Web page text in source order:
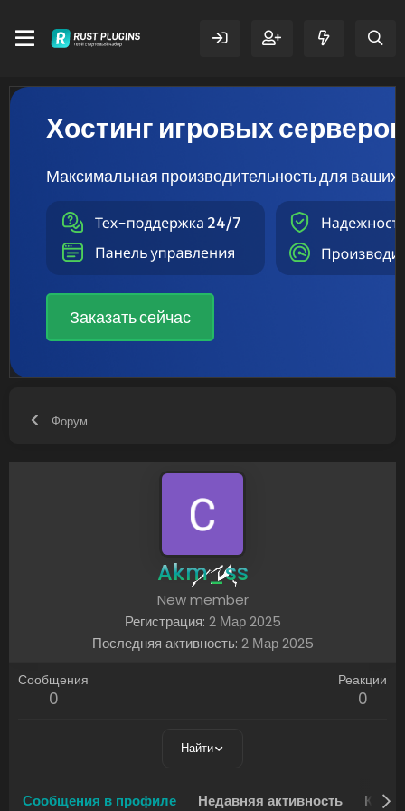
Хостинг игровых серверов
Максимальная производительность для ваших
Заказать сейчас
Форум
Akm_ss
New member
Регистрация 2 Мар 2025
Последняя активность 2 Мар 2025
Сообщения
0
Реакции
0
Найти
Сообщения в профиле Недавняя активность